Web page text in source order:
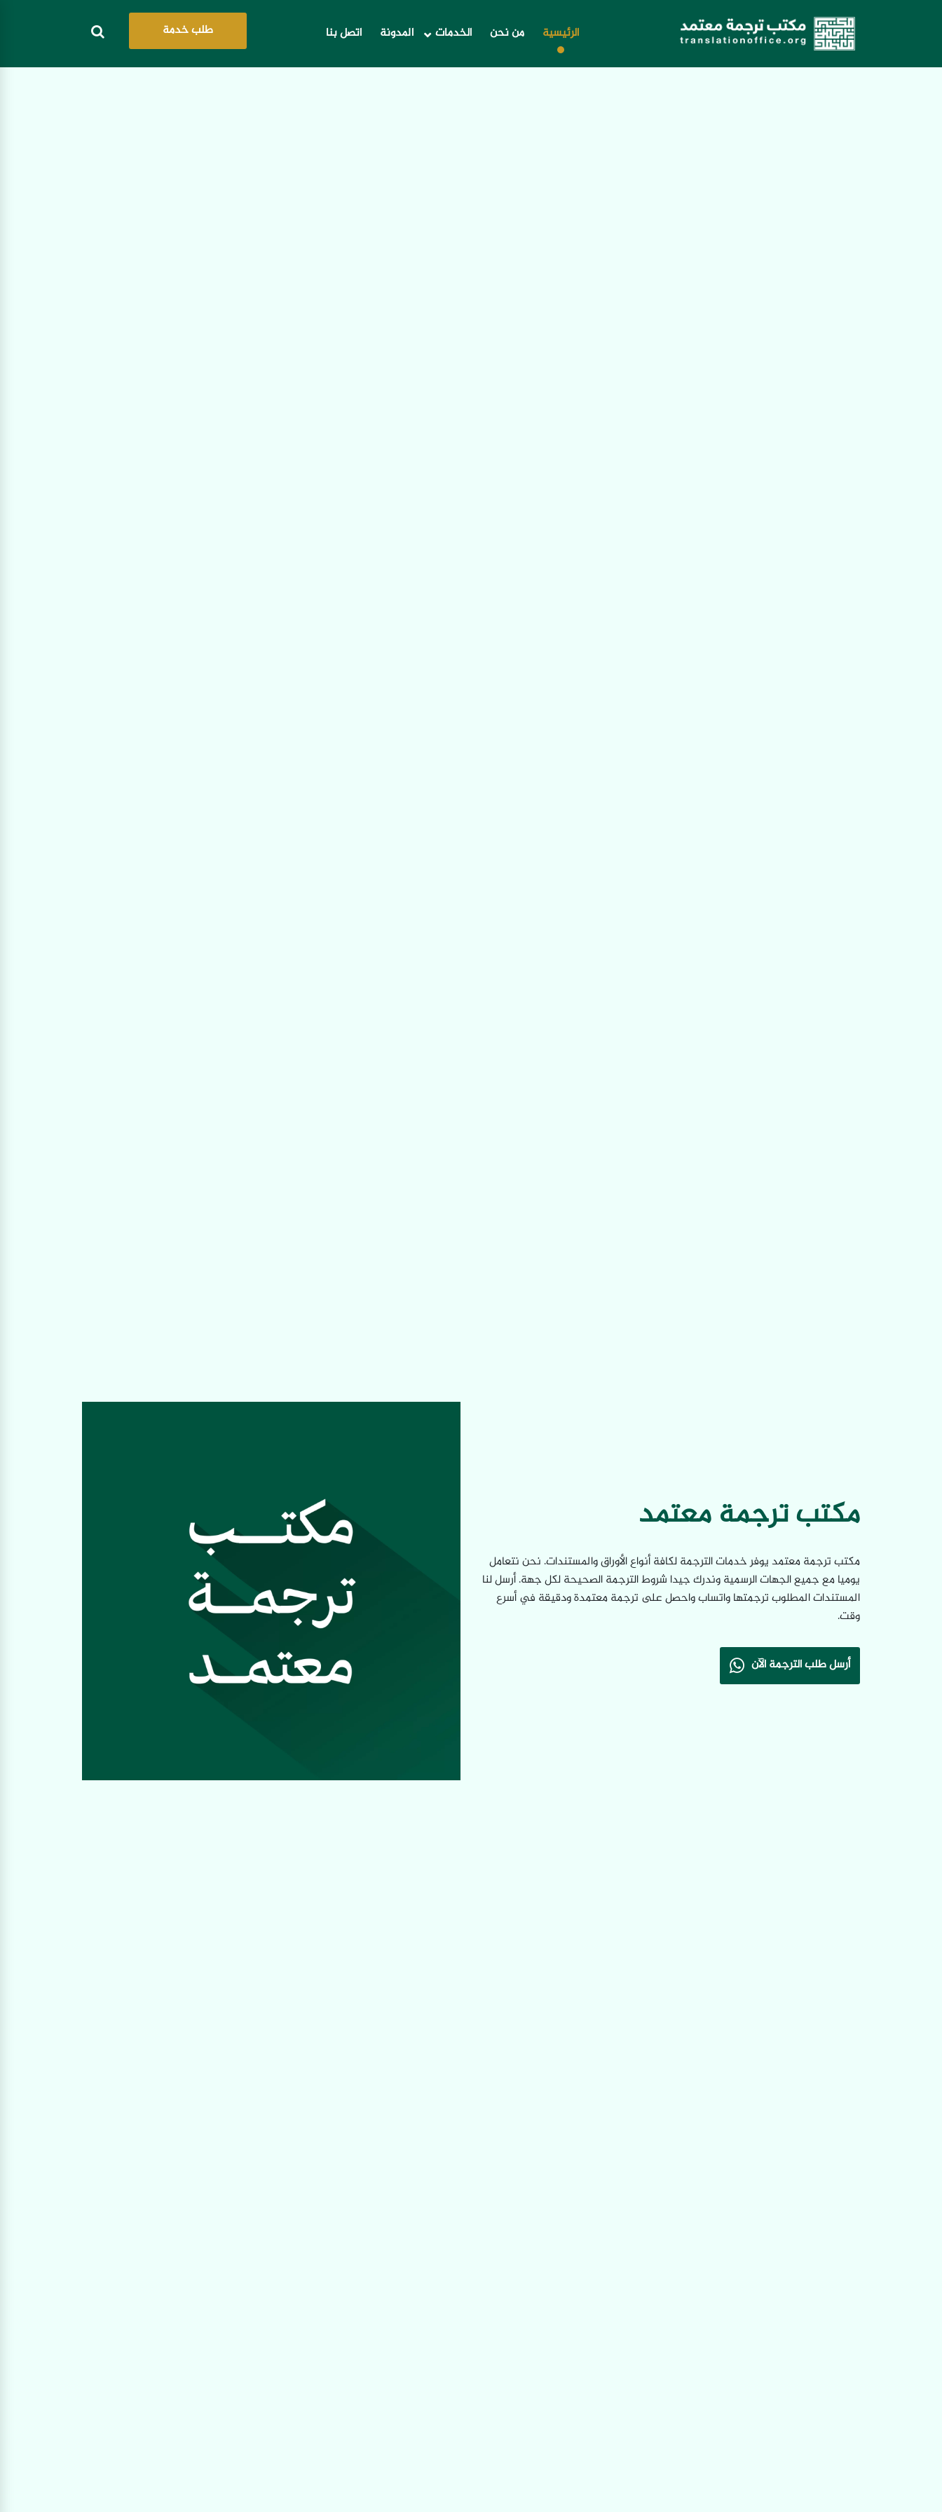
الرئيسية من نحن الخدمات المدونة اتصل بنا طلب خدمة
مكتب ترجمة معتمد
مكتب ترجمة معتمد يوفر خدمات الترجمة لكافة أنواع الأوراق والمستندات. نحن نتعامل
يوميا مع جميع الجهات الرسمية وندرك جيدا شروط الترجمة الصحيحة لكل جهة. أرسل لنا
المستندات المطلوب ترجمتها واتساب واحصل على ترجمة معتمدة ودقيقة في أسرع
وقت.
أرسل طلب الترجمة الآن